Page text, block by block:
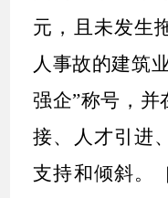
元，且未发生
人事故的建筑
强企”称号，并
接、人才引进
支持和倾斜。